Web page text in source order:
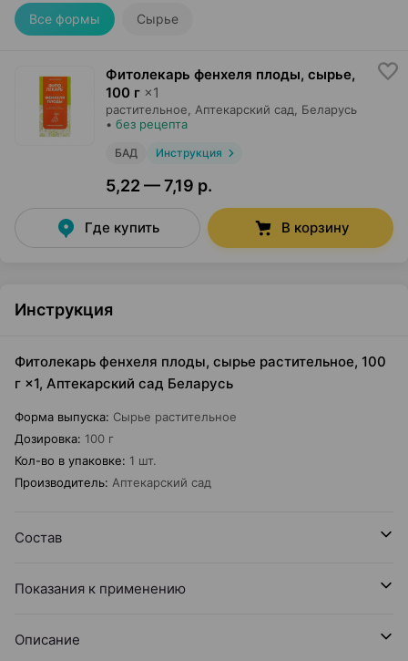
Все формы Сырье
Фитолекарь фенхеля плоды, сырье,
100 г ×1
растительное, Аптекарский сад , Беларусь
• без рецепта
БАД Инструкция
5,22 — 7,19 р.
Где купить В корзину
Инструкция
Фитолекарь фенхеля плоды, сырье растительное, 100
г ×1, Аптекарский сад Беларусь
Форма выпуска: Сырье растительное
Дозировка: 100 г
Кол-во в упаковке: 1 шт.
Производитель: Аптекарский сад
Состав
Показания к применению
Описание